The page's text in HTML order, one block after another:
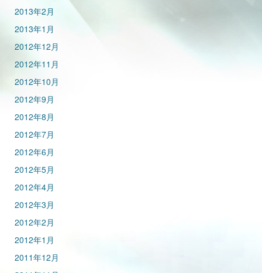
2013年2月
2013年1月
2012年12月
2012年11月
2012年10月
2012年9月
2012年8月
2012年7月
2012年6月
2012年5月
2012年4月
2012年3月
2012年2月
2012年1月
2011年12月